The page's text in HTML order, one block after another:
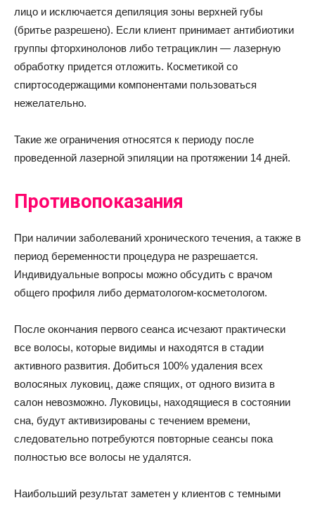
лицо и исключается депиляция зоны верхней губы
(бритье разрешено). Если клиент принимает антибиотики
группы фторхинолонов либо тетрациклин — лазерную
обработку придется отложить. Косметикой со
спиртосодержащими компонентами пользоваться
нежелательно.
Такие же ограничения относятся к периоду после
проведенной лазерной эпиляции на протяжении 14 дней.
Противопоказания
При наличии заболеваний хронического течения, а также в
период беременности процедура не разрешается.
Индивидуальные вопросы можно обсудить с врачом
общего профиля либо дерматологом-косметологом.
После окончания первого сеанса исчезают практически
все волосы, которые видимы и находятся в стадии
активного развития. Добиться 100% удаления всех
волосяных луковиц, даже спящих, от одного визита в
салон невозможно. Луковицы, находящиеся в состоянии
сна, будут активизированы с течением времени,
следовательно потребуются повторные сеансы пока
полностью все волосы не удалятся.
Наибольший результат заметен у клиентов с темными